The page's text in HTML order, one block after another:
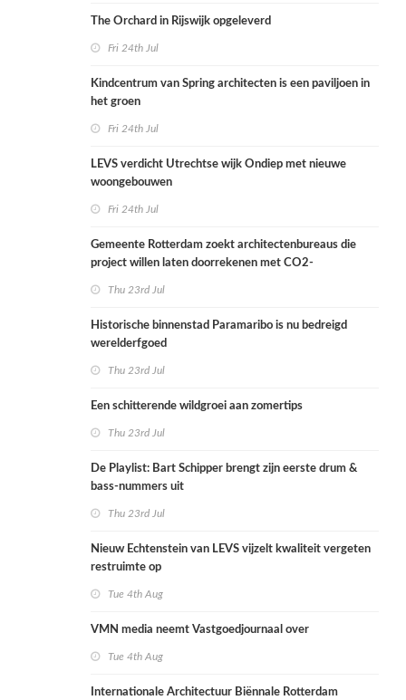
The Orchard in Rijswijk opgeleverd
Fri 24th Jul
Kindcentrum van Spring architecten is een paviljoen in
het groen
Fri 24th Jul
LEVS verdicht Utrechtse wijk Ondiep met nieuwe
woongebouwen
Fri 24th Jul
Gemeente Rotterdam zoekt architectenbureaus die
project willen laten doorrekenen met CO2-
Thu 23rd Jul
Historische binnenstad Paramaribo is nu bedreigd
werelderfgoed
Thu 23rd Jul
Een schitterende wildgroei aan zomertips
Thu 23rd Jul
De Playlist: Bart Schipper brengt zijn eerste drum &
bass-nummers uit
Thu 23rd Jul
Nieuw Echtenstein van LEVS vijzelt kwaliteit vergeten
restruimte op
Tue 4th Aug
VMN media neemt Vastgoedjournaal over
Tue 4th Aug
Internationale Architectuur Biënnale Rotterdam